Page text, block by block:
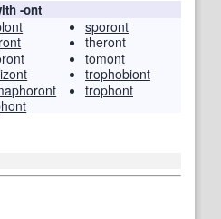
-ont
sporont
theront
tomont
trophobiont
trophont